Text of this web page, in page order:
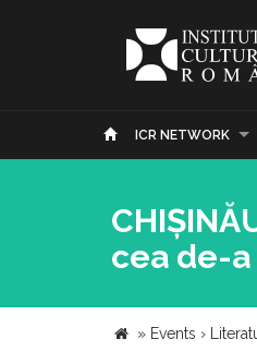
ICR NETWORK
cea de-
» Events ›